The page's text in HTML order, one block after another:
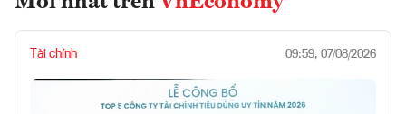
Tài chính 09:59, 07/08/2026